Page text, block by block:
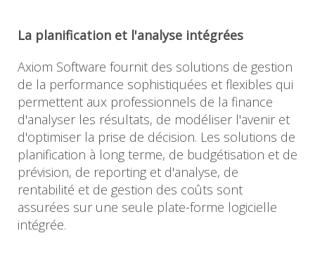
La planification et l'analyse intégrées
Axiom Software fournit des solutions de gestion
de la performance sophistiquées et flexibles qui
permettent aux professionnels de la finance
d'analyser les résultats, de modéliser l'avenir et
d'optimiser la prise de décision. Les solutions de
planification à long terme, de budgétisation et de
prévision, de reporting et d'analyse, de
rentabilité et de gestion des coûts sont
assurées sur une seule plate-forme logicielle
intégrée.